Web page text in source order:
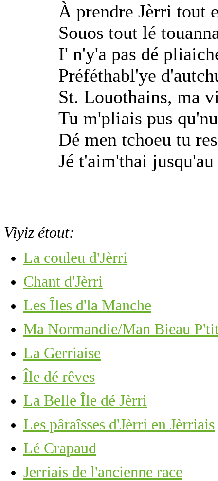
À prendre Jèrri tout
Souos tout lé
I' n'y'a pas dé
Préféthabl'ye
St. Louothains, ma
Tu m'pliais pus
Dé men tchoeu tu
Jé t'aim'thai
Viyiz étout:
La couleu d'Jèrri
Chant d'Jèrri
Les Îles d'la Manche
Ma Normandie/Man Bieau
La Gerriaise
Île dé rêves
La Belle Île dé Jèrri
Les pâraîsses d'Jèrri en Jèrriais
Lé Crapaud
Jerriais de l'ancienne race